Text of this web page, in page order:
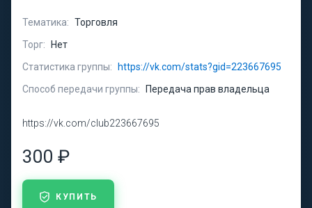
Тематика: Торговля
Торг:
Нет
Статистика группы:
https://vk.com/stats?gid=223667695
Способ передачи группы:
Передача прав владельца
https://vk.com/club223667695
300 ₽
КУПИТЬ